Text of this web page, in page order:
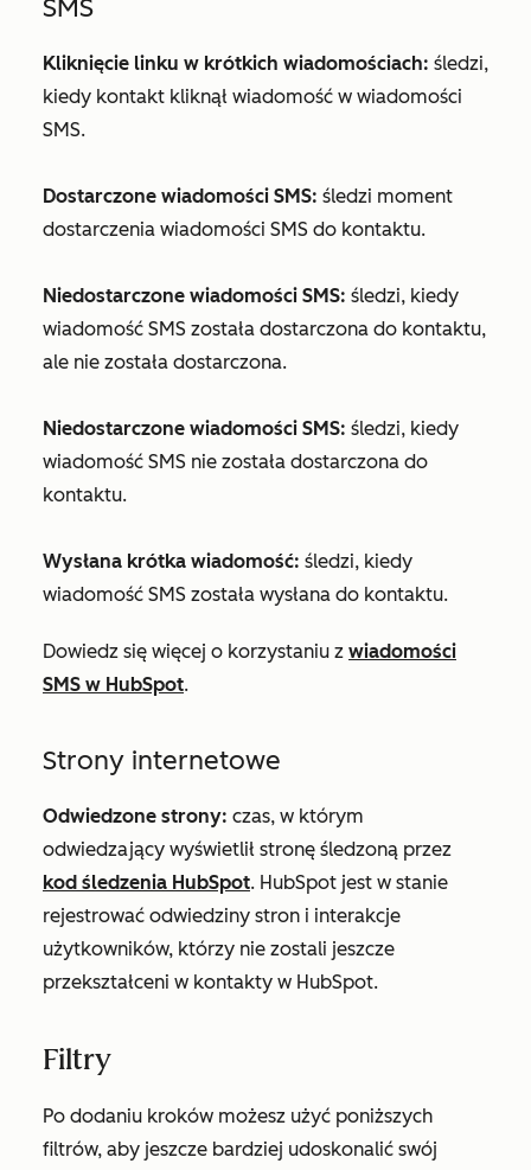
SMS
Kliknięcie linku w krótkich wiadomościach: śledzi,
kiedy kontakt kliknął wiadomość w wiadomości
SMS.
Dostarczone wiadomości SMS: śledzi moment
dostarczenia wiadomości SMS do kontaktu.
Niedostarczone wiadomości SMS: śledzi, kiedy
wiadomość SMS została dostarczona do kontaktu,
ale nie została dostarczona.
Niedostarczone wiadomości SMS: śledzi, kiedy
wiadomość SMS nie została dostarczona do
kontaktu.
Wysłana krótka wiadomość: śledzi, kiedy
wiadomość SMS została wysłana do kontaktu.
Dowiedz się więcej o korzystaniu z wiadomości
SMS w HubSpot.
Strony internetowe
Odwiedzone strony: czas, w którym
odwiedzający wyświetlił stronę śledzoną przez
kod śledzenia HubSpot. HubSpot jest w stanie
rejestrować odwiedziny stron i interakcje
użytkowników, którzy nie zostali jeszcze
przekształceni w kontakty w HubSpot.
Filtry
Po dodaniu kroków możesz użyć poniższych
filtrów, aby jeszcze bardziej udoskonalić swój